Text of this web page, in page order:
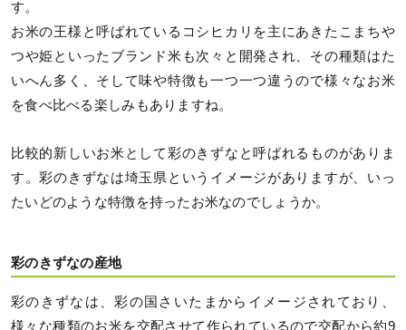
す。
お米の王様と呼ばれているコシヒカリを主にあきたこまちや
つや姫といったブランド米も次々と開発され、その種類はた
いへん多く、そして味や特徴も一つ一つ違うので様々なお米
を食べ比べる楽しみもありますね。
比較的新しいお米として彩のきずなと呼ばれるものがありま
す。彩のきずなは埼玉県というイメージがありますが、いっ
たいどのような特徴を持ったお米なのでしょうか。
彩のきずなの産地
彩のきずなは、彩の国さいたまからイメージされており、
様々な種類のお米を交配させて作られているので交配から約9